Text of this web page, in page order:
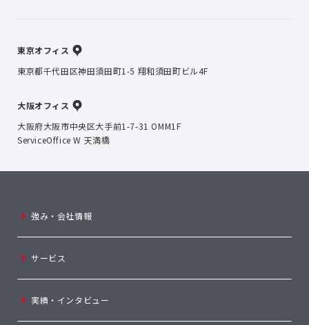
東京オフィス
東京都千代田区神田須田町1-5 翔和須田町ビル4F
大阪オフィス
大阪府大阪市中央区大手前1-7-31 OMM1F
ServiceOffice W 天満橋
強み・会社情報
サービス
実績・インタビュー